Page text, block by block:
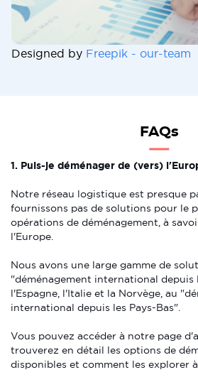
Designed by Freepik - our-team
FAQs
1. Puis-je déménager de (vers)
Notre réseau logistique est presque
fournissons pas de solutions pour le
opérations de déménagement, à
l'Europe.
Nous avons une large gamme de
"déménagement international depuis
l'Espagne, l'Italie et la Norvège, au
international depuis les Pays-Bas".
Vous pouvez accéder à notre page
trouverez en détail les options de
disponibles et comment les explorer